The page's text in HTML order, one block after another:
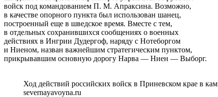
войск под командованием П. М. Апраксина. Возможно,
в качестве опорного пункта был использован шанец,
построенный еще в шведское время. Вместе с тем,
в отдельных сохранившихся сообщениях о военных
действиях в Ингрии Дудергоф, наряду с Нотеборгом
и Ниеном, назван важнейшим стратегическим пунктом,
прикрывавшим основную дорогу Нарва — Ниен — Выборг.
Ход действий российских войск в Приневском крае в
severnayavoyna.ru